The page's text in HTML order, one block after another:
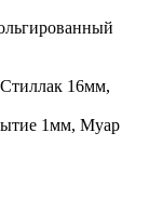
16мм,
1мм, Муар